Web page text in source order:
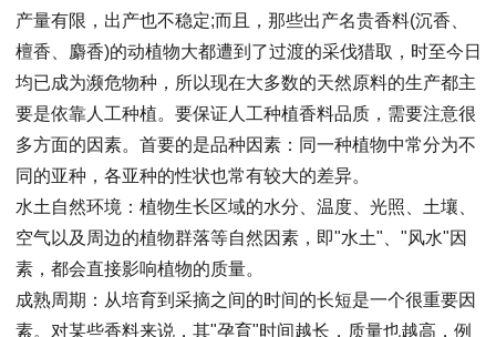
产量有限，出产也不稳定;而且，那些出产名贵香料(沉香、
檀香、麝香)的动植物大都遭到了过渡的采伐猎取，时至今日
均已成为濒危物种，所以现在大多数的天然原料的生产都主
要是依靠人工种植。要保证人工种植香料品质，需要注意很
多方面的因素。首要的是品种因素：同一种植物中常分为不
同的亚种，各亚种的性状也常有较大的差异。
水土自然环境：植物生长区域的水分、温度、光照、土壤、
空气以及周边的植物群落等自然因素，即"水土"、"风水"因
素，都会直接影响植物的质量。
成熟周期：从培育到采摘之间的时间的长短是一个很重要因
素。对某些香料来说，其"孕育"时间越长，质量也越高，例